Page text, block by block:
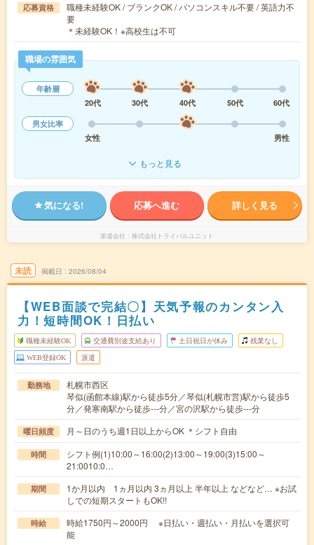
応募資格
職種未経験OK / ブランクOK / パソコンスキル不要 / 英語力不
要
＊未経験OK！※高校生は不可
職場の雰囲気
年齢層
20代
30代 40代 50代
60代
男女比率
女性
男性
もっと見る
気になる! 応募へ進む 詳しく見る
派遣会社 株式会社トライバルユニット
未読 掲載日 2026/08/04
【WEB面談で完結〇】天気予報のカンタン入
力！短時間OK！日払い
職種未経験OK 交通費別途支給あり 土日祝日が休み 残業なし
WEB登録OK 派遣
勤務地
札幌市西区
琴似(函館本線)駅から徒歩5分／琴似(札幌市営)駅から徒歩5
分／発寒南駅から徒歩---分／宮の沢駅から徒歩---分
曜日頻度 月～日のうち週1日以上からOK ＊シフト自由
時間
シフト例(1)10:00～16:00(2)13:00～19:00(3)15:00～
21:0010:0…
期間
1か月以内 1ヵ月以内 3ヵ月以上 半年以上 などなど… ※お試
しでの短期スタートもOK!!
時給
時給1750円～2000円 ※日払い・週払い・月払いを選択可
能